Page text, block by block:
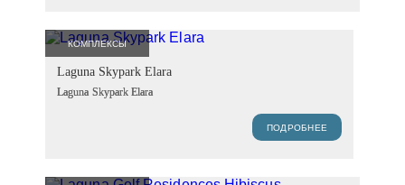
КОМПЛЕКСЫ
Laguna Skypark Elara
Laguna Skypark Elara
ПОДРОБНЕЕ